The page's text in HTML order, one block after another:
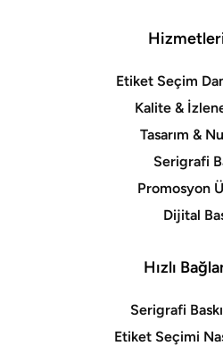
Etiket Seçim
Kalite &
Tasarım &
Serigrafi
Promosyon
Dijital
Hızlı
Serigrafi
Etiket Seçimi